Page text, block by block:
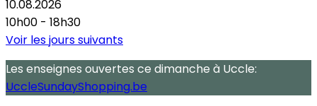
10.08.2026
10h00 - 18h30
Voir les jours suivants
Les enseignes ouvertes ce dimanche à Uccle:
UccleSundayShopping.be